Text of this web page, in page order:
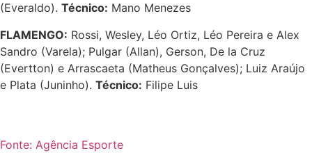
(Everaldo). Técnico: Mano Menezes
FLAMENGO: Rossi, Wesley, Léo Ortiz, Léo Pereira e Alex
Sandro (Varela); Pulgar (Allan), Gerson, De la Cruz
(Evertton) e Arrascaeta (Matheus Gonçalves); Luiz Araújo
e Plata (Juninho). Técnico: Filipe Luis
Fonte: Agência Esporte